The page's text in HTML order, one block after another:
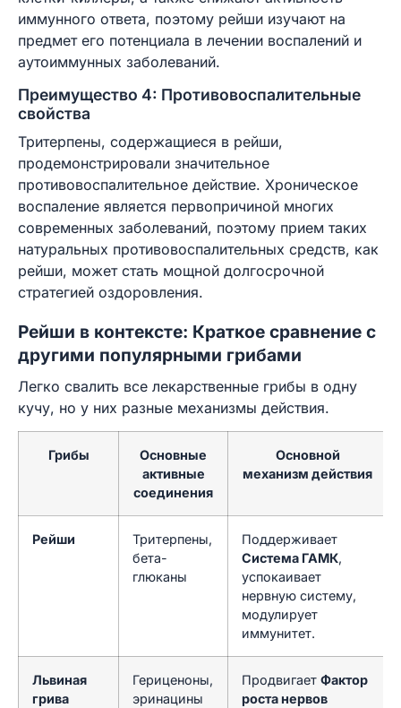
иммунного ответа, поэтому рейши изучают на
предмет его потенциала в лечении воспалений и
аутоиммунных заболеваний.
Преимущество 4: Противовоспалительные
свойства
Тритерпены, содержащиеся в рейши,
продемонстрировали значительное
противовоспалительное действие. Хроническое
воспаление является первопричиной многих
современных заболеваний, поэтому прием таких
натуральных противовоспалительных средств, как
рейши, может стать мощной долгосрочной
стратегией оздоровления.
Рейши в контексте: Краткое сравнение с
другими популярными грибами
Легко свалить все лекарственные грибы в одну
кучу, но у них разные механизмы действия.
Грибы
Основные
активные
соединения
Основной
механизм действия
Рейши
Тритерпены,
бета-
глюканы
Поддерживает
Система ГАМК,
успокаивает
нервную систему,
модулирует
иммунитет.
Львиная
грива
Гериценоны,
эринацины
Продвигает Фактор
роста нервов